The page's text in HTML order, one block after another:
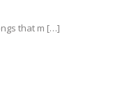
that m […]